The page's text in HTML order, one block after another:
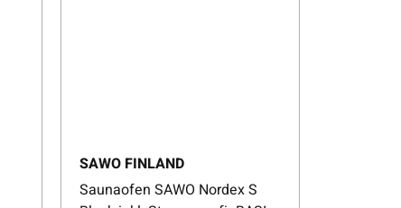
SAWO FINLAND
Saunaofen SAWO Nordex S